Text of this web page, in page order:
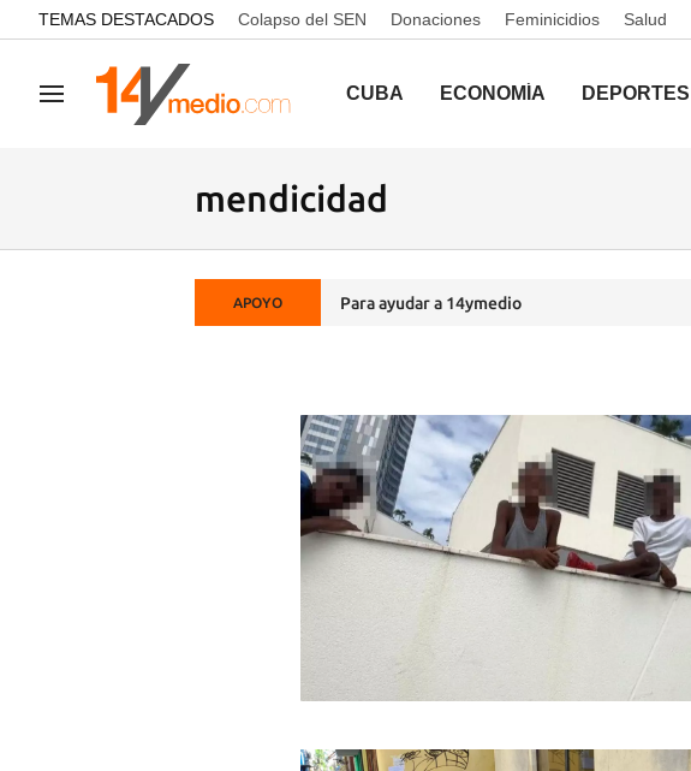
common.go-to-content
TEMAS DESTACADOS Colapso del SEN Donaciones Feminicidios Salud
Navegación CUBA ECONOMÍA DEPORTES
mendicidad
APOYO Para ayudar a 14ymedio